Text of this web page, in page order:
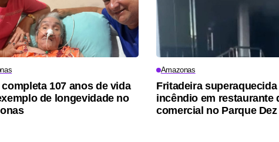
completa 107 anos de vida
de longevidade no
Amazonas
Fritadeira
incêndio em restaurante
comercial no Parque Dez